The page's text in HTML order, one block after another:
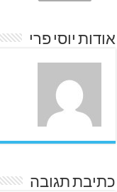
אודות יוסי פרי
כתיבת תגובה